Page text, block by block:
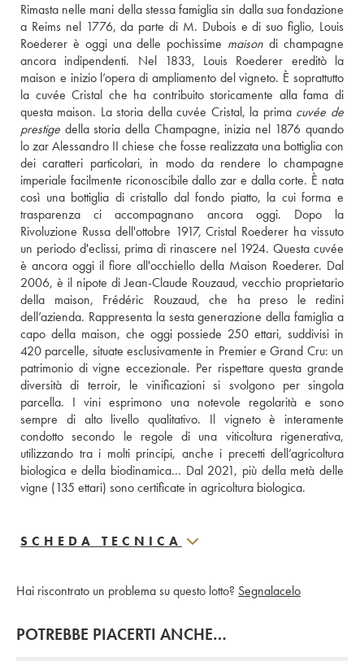
Rimasta nelle mani della stessa famiglia sin dalla sua fondazione
a Reims nel 1776, da parte di M. Dubois e di suo figlio, Louis
Roederer è oggi una delle pochissime maison di champagne
ancora indipendenti. Nel 1833, Louis Roederer ereditò la
maison e inizio l’opera di ampliamento del vigneto. È soprattutto
la cuvée Cristal che ha contribuito storicamente alla fama di
questa maison. La storia della cuvée Cristal, la prima cuvée de
prestige della storia della Champagne, inizia nel 1876 quando
lo zar Alessandro II chiese che fosse realizzata una bottiglia con
dei caratteri particolari, in modo da rendere lo champagne
imperiale facilmente riconoscibile dallo zar e dalla corte. È nata
così una bottiglia di cristallo dal fondo piatto, la cui forma e
trasparenza ci accompagnano ancora oggi. Dopo la
Rivoluzione Russa dell'ottobre 1917, Cristal Roederer ha vissuto
un periodo d'eclissi, prima di rinascere nel 1924. Questa cuvée
è ancora oggi il fiore all'occhiello della Maison Roederer. Dal
2006, è il nipote di Jean-Claude Rouzaud, vecchio proprietario
della maison, Frédéric Rouzaud, che ha preso le redini
dell’azienda. Rappresenta la sesta generazione della famiglia a
capo della maison, che oggi possiede 250 ettari, suddivisi in
420 parcelle, situate esclusivamente in Premier e Grand Cru: un
patrimonio di vigne eccezionale. Per rispettare questa grande
diversità di terroir, le vinificazioni si svolgono per singola
parcella. I vini esprimono una notevole regolarità e sono
sempre di alto livello qualitativo. Il vigneto è interamente
condotto secondo le regole di una viticoltura rigenerativa,
utilizzando tra i molti principi, anche i precetti dell’agricoltura
biologica e della biodinamica… Dal 2021, più della metà delle
vigne (135 ettari) sono certificate in agricoltura biologica.
SCHEDA TECNICA
Hai riscontrato un problema su questo lotto? Segnalacelo
POTREBBE PIACERTI ANCHE…